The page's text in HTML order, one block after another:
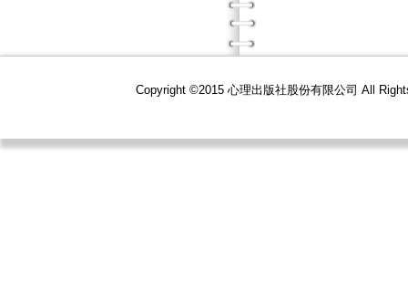
Copyright ©2015 心理出版社股份有限公司 All